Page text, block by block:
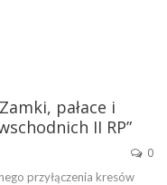
pałace i
II RP”
0
przyłączenia kresów